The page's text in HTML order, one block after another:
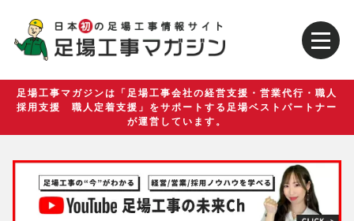
足場工事マガジンは「足場工事会社の経営支援・営業代行・職人
採用支援 職人定着支援」をサポートする足場ベストパートナー
が運営しています。